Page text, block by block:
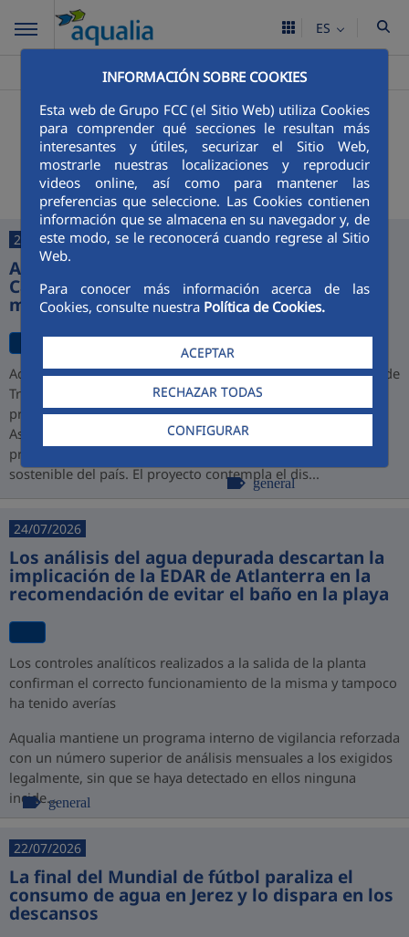
INFORMACIÓN SOBRE COOKIES
Esta web de Grupo FCC (el Sitio Web) utiliza Cookies
para comprender qué secciones le resultan más
interesantes y útiles, securizar el Sitio Web,
mostrarle nuestras localizaciones y reproducir
videos online, así como para mantener las
preferencias que seleccione. Las Cookies contienen
información que se almacena en su navegador y, de
este modo, se le reconocerá cuando regrese al Sitio
Web.
Para conocer más información acerca de las
Cookies, consulte nuestra Política de Cookies.
ACEPTAR
RECHAZAR TODAS
CONFIGURAR
ES
>Puebla de Montalbán >Noticias
+ Buscador
Últimas noticias
27/07/2026
Aqualia desarrollará la depuradora de
Cajamarca y alcanza una cartera de 1.000
millones de euros en Perú
Aqualia ha resultado adjudicataria del proyecto de la Planta de
Tratamiento de Aguas Residuales (PTAR) de Cajamarca,
promovido por PROINVERSIÓN bajo la modalidad de
Asociación Público-Privada (APP), consolidando así su
presencia en Perú y su compromiso con el desarrollo
sostenible del país. El proyecto contempla el dis...
general
24/07/2026
Los análisis del agua depurada descartan la
implicación de la EDAR de Atlanterra en la
recomendación de evitar el baño en la playa
Los controles analíticos realizados a la salida de la planta
confirman el correcto funcionamiento de la misma y tampoco
ha tenido averías
Aqualia mantiene un programa interno de vigilancia reforzada
con un número superior de análisis mensuales a los exigidos
legalmente, sin que se haya detectado en ellos ninguna
incide...general
22/07/2026
La final del Mundial de fútbol paraliza el
consumo de agua en Jerez y lo dispara en los
descansos